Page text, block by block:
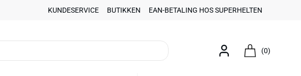
KUNDESERVICE BUTIKKEN EAN-BETALING HOS SUPERHELTEN
(0)